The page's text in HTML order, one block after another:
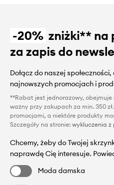
-20% zniżki** na
za zapis do
Dołącz do naszej
najnowszych promocjach i
**Rabat jest jednorazowy,
ważny przy zakupach za min. 350
promocjami, a niektóre produkty
Szczegóły na stronie: wykluczenia z
Chcemy, żeby do Twojej
naprawdę Cię interesuje.
Moda damska